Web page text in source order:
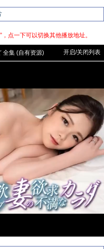
点一下可以切换其他播放地址。
全集 (自有资源)
开启/关闭列表